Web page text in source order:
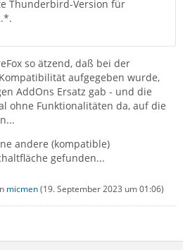
Thunderbird-Version für
so ätzend, daß bei der
aufgegeben wurde,
AddOns Ersatz gab - und die
ohne Funktionalitäten da, auf die
andere (kompatible)
gefunden...
micmen(19. September 2023 um 01:06)